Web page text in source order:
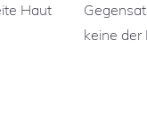
Haut
keine der